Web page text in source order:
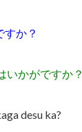
すか？
いかがですか？
desu ka?